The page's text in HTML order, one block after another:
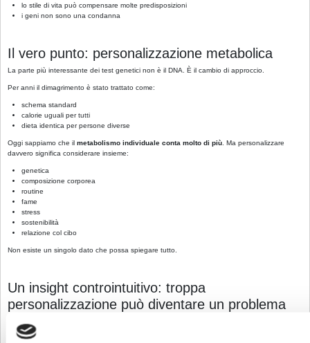
lo stile di vita può compensare molte predisposizioni
i geni non sono una condanna
Il vero punto: personalizzazione metabolica
La parte più interessante dei test genetici non è il DNA. È il cambio di approccio.
Per anni il dimagrimento è stato trattato come:
schema standard
calorie uguali per tutti
dieta identica per persone diverse
Oggi sappiamo che il metabolismo individuale conta molto di più . Ma personalizzare
davvero significa considerare insieme:
genetica
composizione corporea
routine
fame
stress
sostenibilità
relazione col cibo
Non esiste un singolo dato che possa spiegare tutto.
Un insight controintuitivo: troppa
personalizzazione può diventare un problema
Alcune persone ricevono: